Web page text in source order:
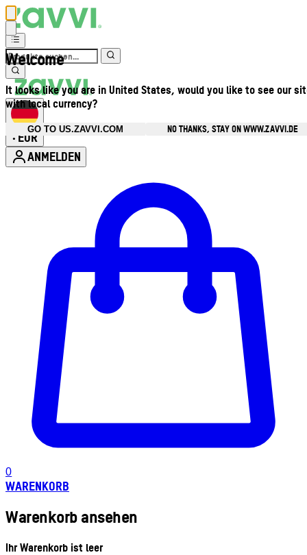
Welcome
It looks like you are in United States, would you like to see our
with local currency?
GO TO US.ZAVVI.COM
NO THANKS, STAY ON WWW.ZAVVI.DE
• EUR
ANMELDEN
0
WARENKORB
Warenkorb ansehen
Ihr Warenkorb ist leer